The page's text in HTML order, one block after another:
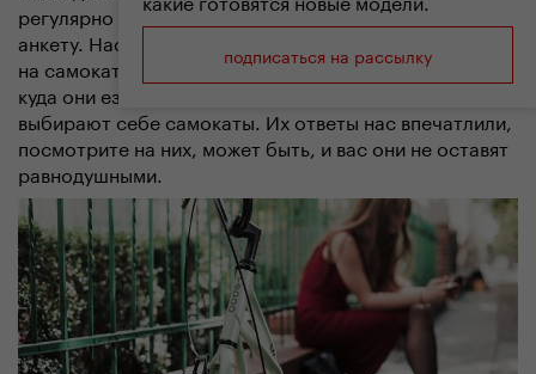
подписаться на рассылку
регулярно катаются на самокатах, через онлайн-
анкету. Нас интересовало, почему они начали ездить
на самокате, какие чувства вызывает у них поездка,
куда они ездят чаще всего или на основание чего они
выбирают себе самокаты. Их ответы нас впечатлили,
посмотрите на них, может быть, и вас они не оставят
равнодушными.